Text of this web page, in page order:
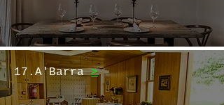
17.A'Barra>